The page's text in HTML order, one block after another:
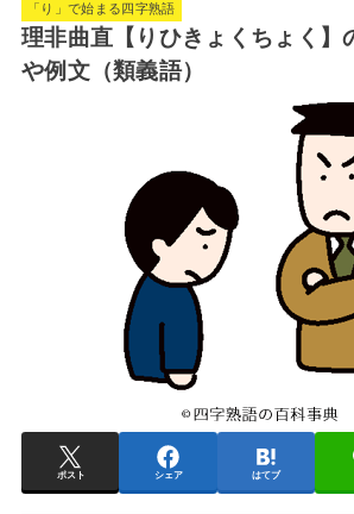
「り」で始まる四字熟語
理非曲直【りひきょくちょく】
や例文（類義語）
ポスト シェア はてブ